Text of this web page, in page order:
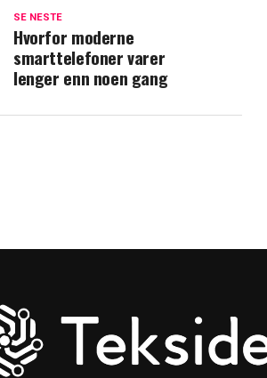
SE NESTE
Hvorfor moderne
smarttelefoner varer
lenger enn noen gang